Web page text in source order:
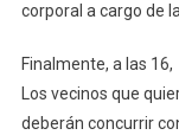
corporal a cargo de
Finalmente, a las
Los vecinos que
deberán concurrir